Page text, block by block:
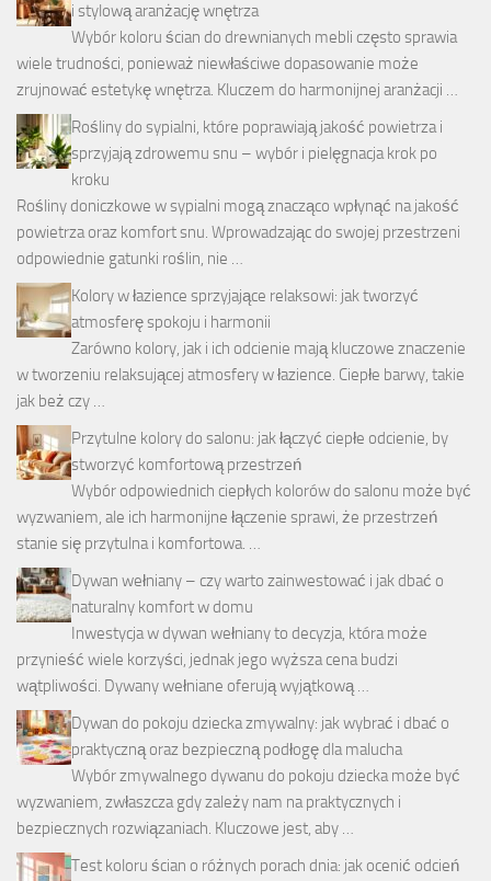
i stylową aranżację wnętrza
Wybór koloru ścian do drewnianych mebli często sprawia
wiele trudności, ponieważ niewłaściwe dopasowanie może
zrujnować estetykę wnętrza. Kluczem do harmonijnej aranżacji …
Rośliny do sypialni, które poprawiają jakość powietrza i
sprzyjają zdrowemu snu – wybór i pielęgnacja krok po
kroku
Rośliny doniczkowe w sypialni mogą znacząco wpłynąć na jakość
powietrza oraz komfort snu. Wprowadzając do swojej przestrzeni
odpowiednie gatunki roślin, nie …
Kolory w łazience sprzyjające relaksowi: jak tworzyć
atmosferę spokoju i harmonii
Zarówno kolory, jak i ich odcienie mają kluczowe znaczenie
w tworzeniu relaksującej atmosfery w łazience. Ciepłe barwy, takie
jak beż czy …
Przytulne kolory do salonu: jak łączyć ciepłe odcienie, by
stworzyć komfortową przestrzeń
Wybór odpowiednich ciepłych kolorów do salonu może być
wyzwaniem, ale ich harmonijne łączenie sprawi, że przestrzeń
stanie się przytulna i komfortowa. …
Dywan wełniany – czy warto zainwestować i jak dbać o
naturalny komfort w domu
Inwestycja w dywan wełniany to decyzja, która może
przynieść wiele korzyści, jednak jego wyższa cena budzi
wątpliwości. Dywany wełniane oferują wyjątkową …
Dywan do pokoju dziecka zmywalny: jak wybrać i dbać o
praktyczną oraz bezpieczną podłogę dla malucha
Wybór zmywalnego dywanu do pokoju dziecka może być
wyzwaniem, zwłaszcza gdy zależy nam na praktycznych i
bezpiecznych rozwiązaniach. Kluczowe jest, aby …
Test koloru ścian o różnych porach dnia: jak ocenić odcień